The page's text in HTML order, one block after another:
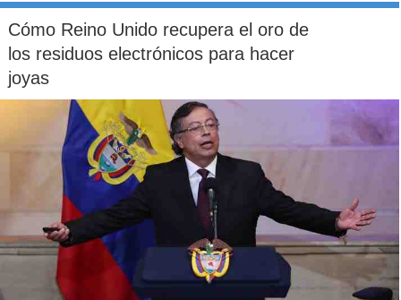
Cómo Reino Unido recupera el oro de
los residuos electrónicos para hacer
joyas